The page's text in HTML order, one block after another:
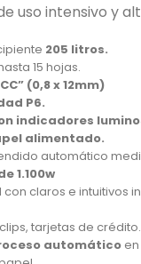
uso intensivo y
205 litros.
15 hojas.
(0,8 x 12mm)
P6.
indicadores
alimentado.
automático
1.100w
con claros e intuitivos
tarjetas de
automático